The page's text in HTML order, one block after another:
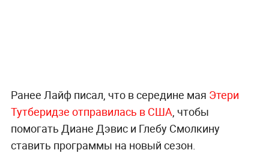
Ранее Лайф писал, что в середине мая Этери
Тутберидзе отправилась в США , чтобы
помогать Диане Дэвис и Глебу Смолкину
ставить программы на новый сезон.